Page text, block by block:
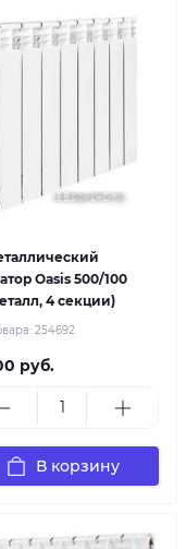
Oasis 500/100
4 секции)
254692
руб.
В корзину